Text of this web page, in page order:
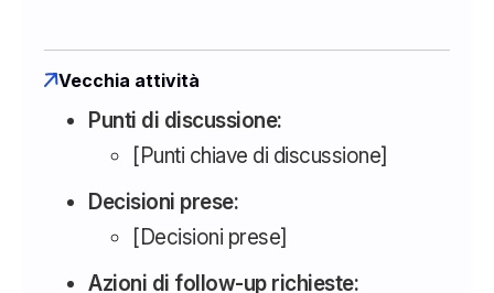
Vecchia attività
Punti di discussione:
[Punti chiave di discussione]
Decisioni prese:
[Decisioni prese]
Azioni di follow-up richieste: